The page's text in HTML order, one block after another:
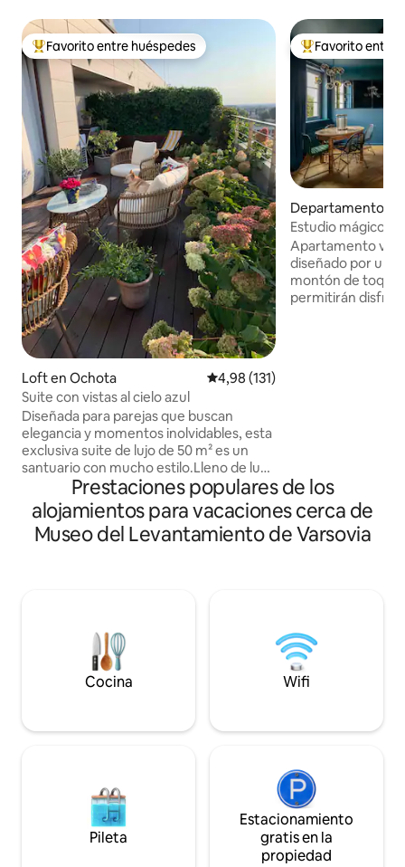
Favorito entre los huéspedes más destacados
Favorito entre huéspedes
Loft en Ochota Calificación promedio: 4,98 de
4,98 (131)
Suite con vistas al cielo azul
Diseñada para parejas que buscan
elegancia y momentos inolvidables, esta
exclusiva suite de lujo de 50 m² es un
santuario con mucho estilo.Lleno de luz
natural, el elegante interior se abre a una
terraza privada con impresionantes
vistas al cielo azul, perfecta para
relajarse desde el amanecer hasta el
postes.Cada detalle está diseñado para
combinar comodidad, elegancia y una
estancia inolvidable.
Favorito entre
Favorito entre
Departamento en
to
Estudio mágico /
al río
Apartamento
diseñado por un
montón de
permitirán
permite
disponible.
Prestaciones populares de los
alojamientos para vacaciones cerca de
Museo del Levantamiento de Varsovia
Cocina Wifi
Pileta
Estacionamiento
gratis en la
propiedad